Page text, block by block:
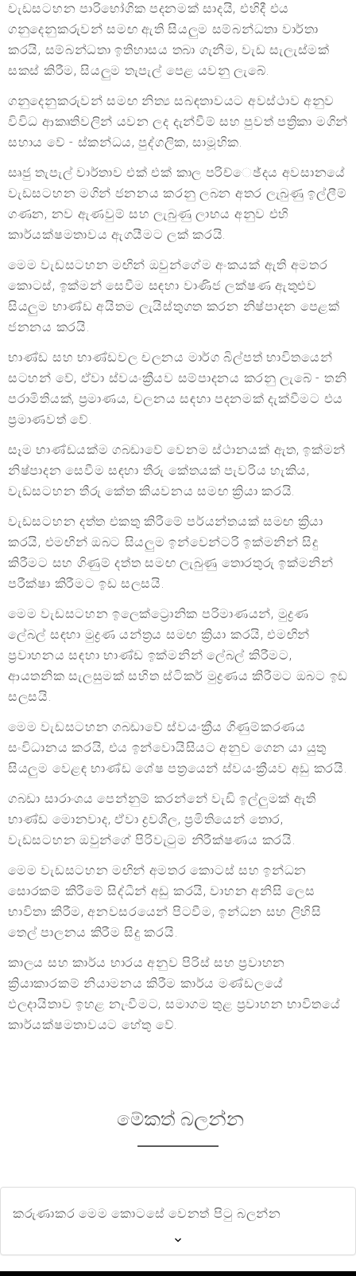
වැඩසටහන පාරිභෝගික පදනමක් සාදයි, එහිදී එය
ගනුදෙනුකරුවන් සමඟ ඇති සියලුම සම්බන්ධතා වාර්තා
කරයි, සම්බන්ධතා ඉතිහාසය තබා ගැනීම, වැඩ සැලැස්මක්
සකස් කිරීම, සියලුම තැපැල් පෙළ යවනු ලැබේ.
ගනුදෙනුකරුවන් සමඟ නිත්‍ය සබඳතාවයට අවස්ථාව අනුව
විවිධ ආකෘතිවලින් යවන ලද දැන්වීම් සහ පුවත් පත්‍රිකා මගින්
සහාය වේ - ස්කන්ධය, පුද්ගලික, සාමූහික.
සෘජු තැපැල් වාර්තාව එක් එක් කාල පරිච්ෙඡ්දය අවසානයේ
වැඩසටහන මගින් ජනනය කරනු ලබන අතර ලැබුණු ඉල්ලීම්
ගණන, නව ඇණවුම් සහ ලැබුණු ලාභය අනුව එහි
කාර්යක්ෂමතාවය ඇගයීමට ලක් කරයි.
මෙම වැඩසටහන මඟින් ඔවුන්ගේම අංකයක් ඇති අමතර
කොටස්, ඉක්මන් සෙවීම සඳහා වාණිජ ලක්ෂණ ඇතුළුව
සියලුම භාණ්ඩ අයිතම ලැයිස්තුගත කරන නිෂ්පාදන පෙළක්
ජනනය කරයි.
භාණ්ඩ සහ භාණ්ඩවල චලනය මාර්ග බිල්පත් භාවිතයෙන්
සටහන් වේ, ඒවා ස්වයංක්‍රීයව සම්පාදනය කරනු ලැබේ - තනි
පරාමිතියක්, ප්‍රමාණය, චලනය සඳහා පදනමක් දැක්වීමට එය
ප්‍රමාණවත් වේ.
සෑම භාණ්ඩයක්ම ගබඩාවේ වෙනම ස්ථානයක් ඇත, ඉක්මන්
නිෂ්පාදන සෙවීම සඳහා තීරු කේතයක් පැවරිය හැකිය,
වැඩසටහන තීරු කේත කියවනය සමඟ ක්‍රියා කරයි.
වැඩසටහන දත්ත එකතු කිරීමේ පර්යන්තයක් සමඟ ක්‍රියා
කරයි, එමඟින් ඔබට සියලුම ඉන්වෙන්ටරි ඉක්මනින් සිදු
කිරීමට සහ ගිණුම් දත්ත සමඟ ලැබුණු තොරතුරු ඉක්මනින්
පරීක්ෂා කිරීමට ඉඩ සලසයි.
මෙම වැඩසටහන ඉලෙක්ට්‍රොනික පරිමාණයන්, මුද්‍රණ
ලේබල් සඳහා මුද්‍රණ යන්ත්‍රය සමඟ ක්‍රියා කරයි, එමඟින්
ප්‍රවාහනය සඳහා භාණ්ඩ ඉක්මනින් ලේබල් කිරීමට,
ආයතනික සැලසුමක් සහිත ස්ටිකර් මුද්‍රණය කිරීමට ඔබට ඉඩ
සලසයි.
මෙම වැඩසටහන ගබඩාවේ ස්වයංක්‍රීය ගිණුම්කරණය
සංවිධානය කරයි, එය ඉන්වොයිසියට අනුව ගෙන යා යුතු
සියලුම වෙළඳ භාණ්ඩ ශේෂ පත්‍රයෙන් ස්වයංක්‍රීයව අඩු කරයි.
ගබඩා සාරාංශය පෙන්නුම් කරන්නේ වැඩි ඉල්ලුමක් ඇති
භාණ්ඩ මොනවාද, ඒවා ද්‍රවශීල, ප්‍රමිතියෙන් තොර,
වැඩසටහන ඔවුන්ගේ පිරිවැටුම නිරීක්ෂණය කරයි.
මෙම වැඩසටහන මඟින් අමතර කොටස් සහ ඉන්ධන
සොරකම් කිරීමේ සිද්ධීන් අඩු කරයි, වාහන අනිසි ලෙස
භාවිතා කිරීම, අනවසරයෙන් පිටවීම, ඉන්ධන සහ ලිහිසි
තෙල් පාලනය කිරීම සිදු කරයි.
කාලය සහ කාර්ය භාරය අනුව පිරිස් සහ ප්‍රවාහන
ක්‍රියාකාරකම් නියාමනය කිරීම කාර්ය මණ්ඩලයේ
ඵලදායිතාව ඉහළ නැංවීමට, සමාගම තුළ ප්‍රවාහන භාවිතයේ
කාර්යක්ෂමතාවයට හේතු වේ.
මේකත් බලන්න
කරුණාකර මෙම කොටසේ වෙනත් පිටු බලන්න